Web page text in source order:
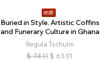
85折
Buried in Style. Artistic Coffins
and Funerary Culture in Ghana
Regula Tschumi
$ 74.11 $ 63.01